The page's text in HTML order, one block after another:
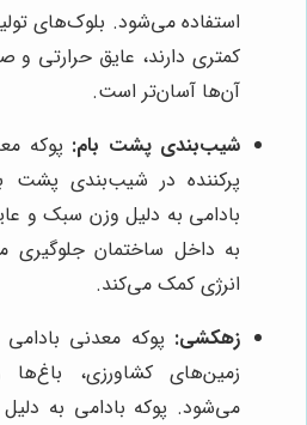
استفاده می‌شود. بلوک‌های
کمتری دارند، عایق حرارتی
آن‌ها آسان‌تر است.
شیب‌بندی پشت بام: پوکه
پرکننده در شیب‌بندی پشت
بادامی به دلیل وزن سبک و
به داخل ساختمان
انرژی کمک می‌کند.
زهکشی: پوکه معدنی
زمین‌های کشاورزی،
می‌شود. پوکه بادامی به